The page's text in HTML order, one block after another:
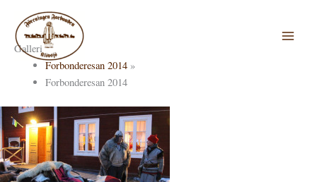
innehåll
Galleri
Forbonderesan 2014 »
Forbonderesan 2014